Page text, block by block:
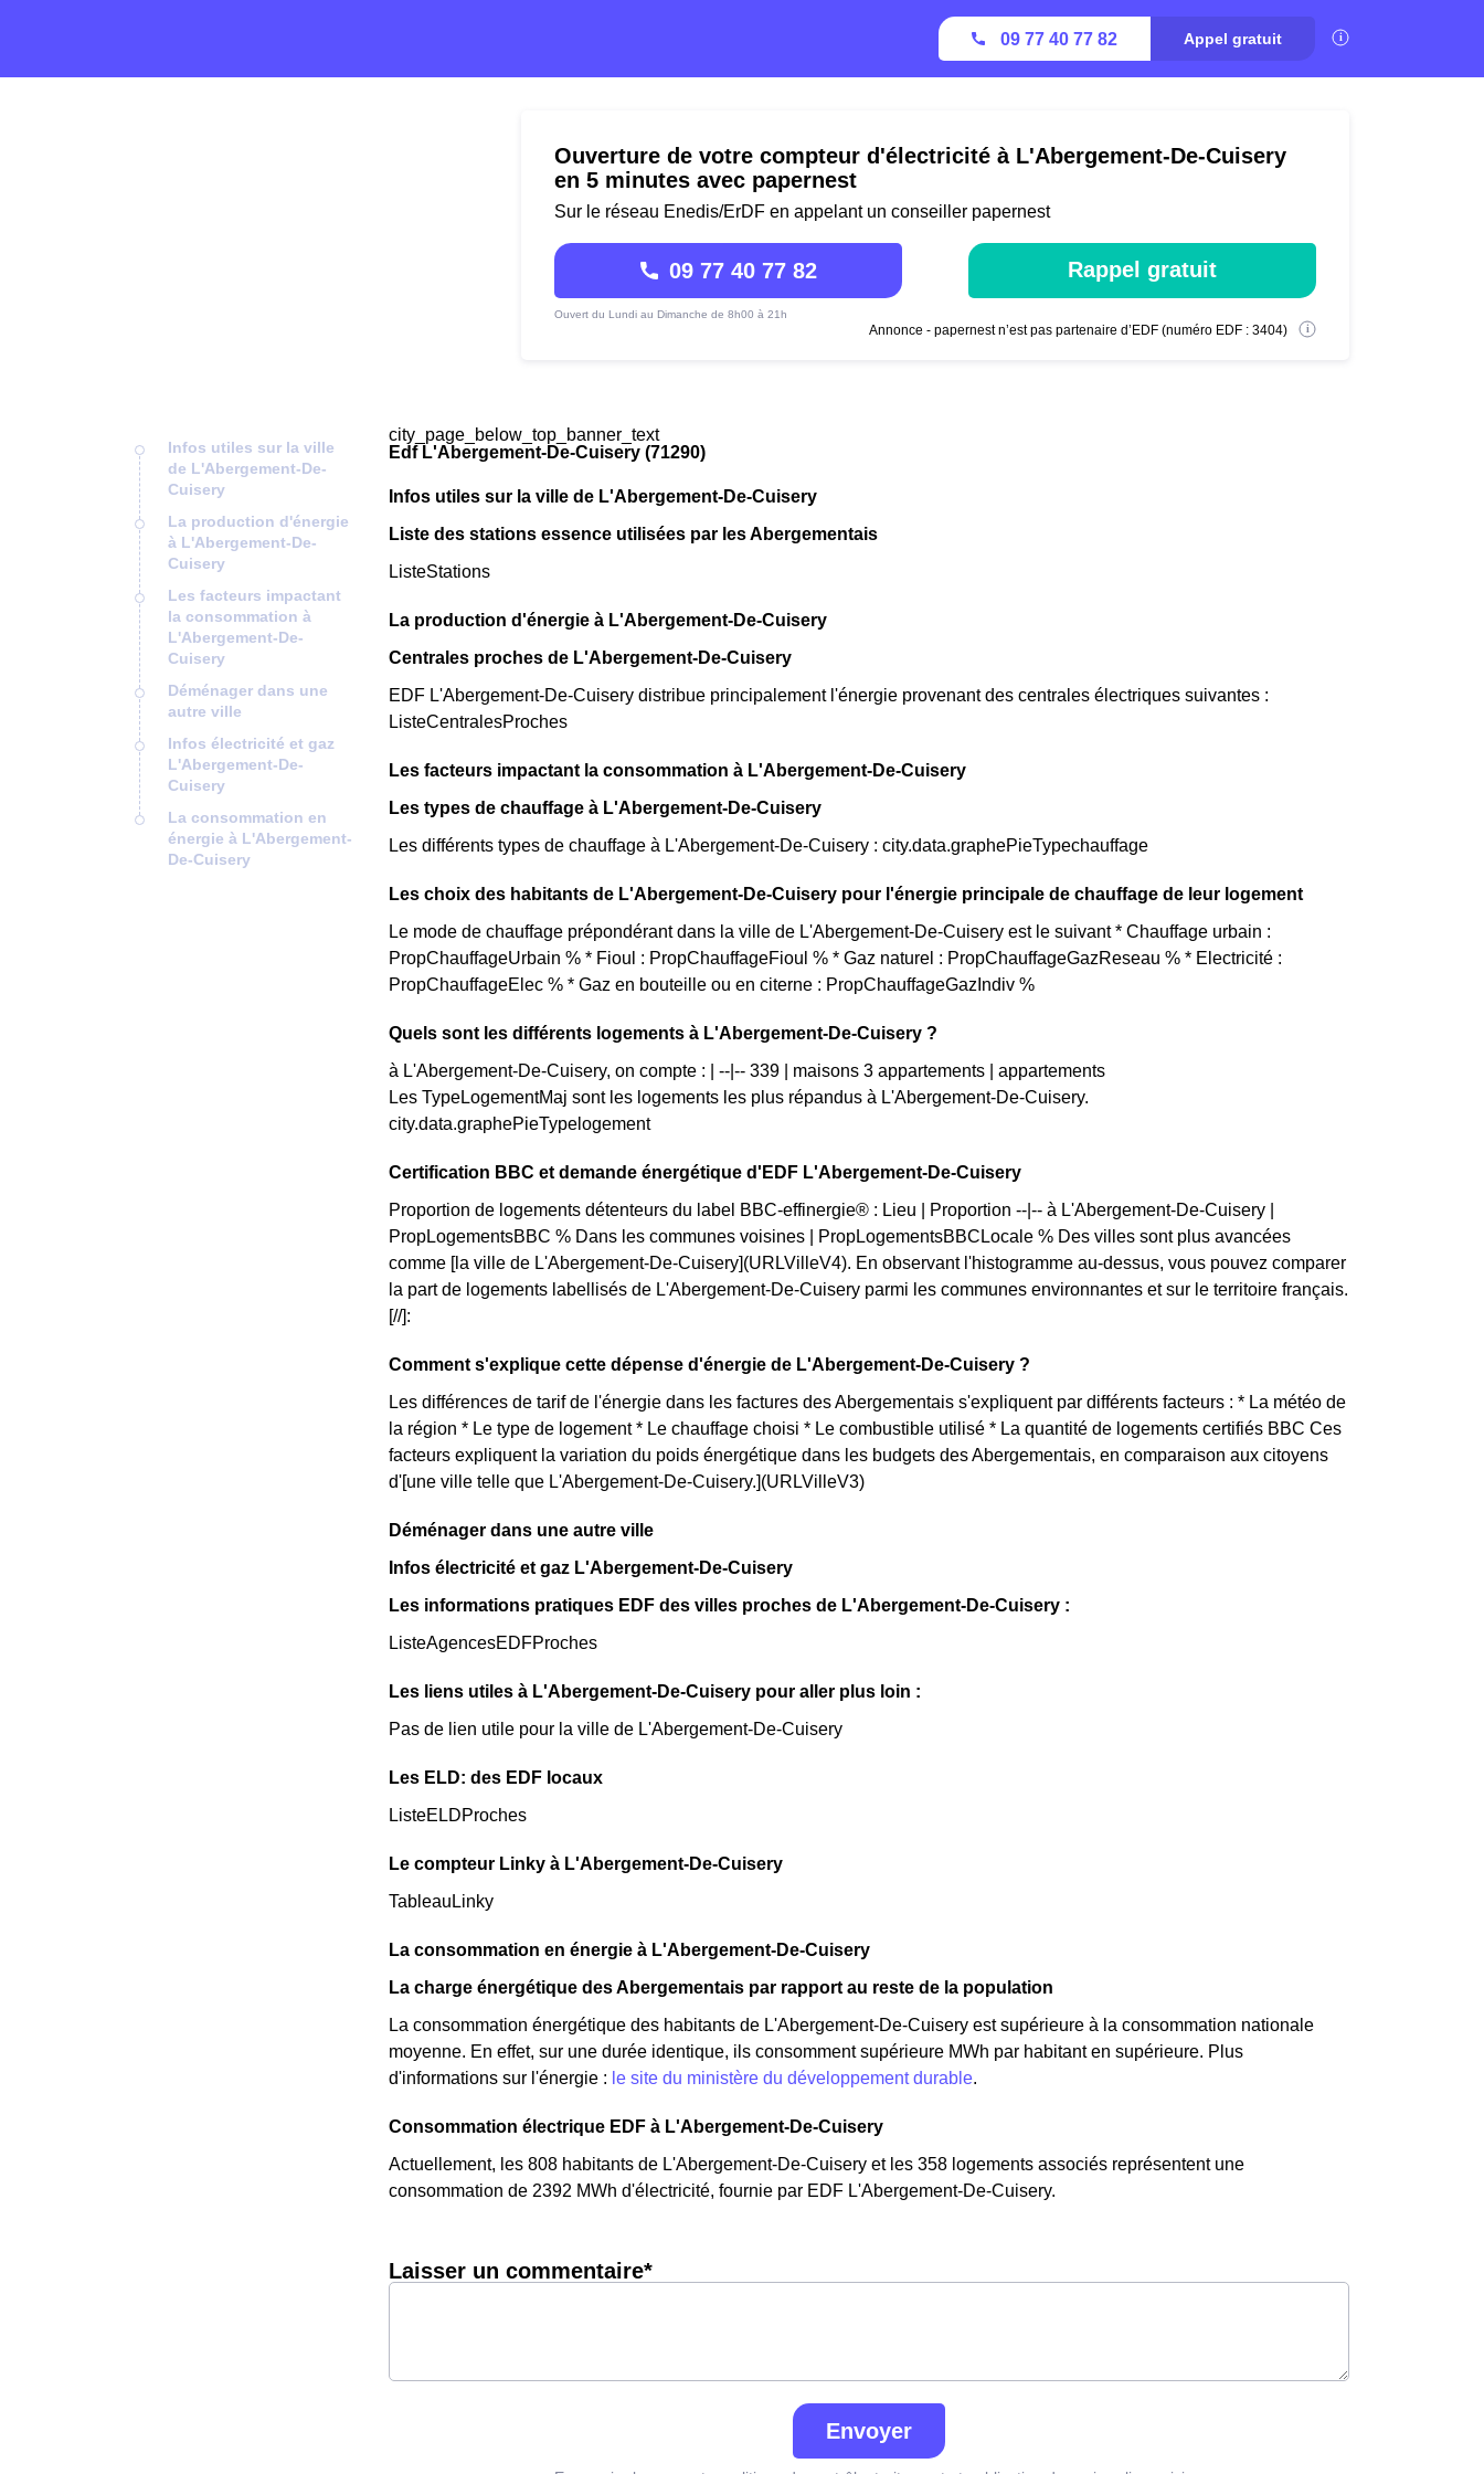
09 77 40 77 82 Appel gratuit
Ouverture de votre compteur d'électricité à L'Abergement-De-Cuisery
en 5 minutes avec papernest
Sur le réseau Enedis/ErDF en appelant un conseiller papernest
09 77 40 77 82
Ouvert du Lundi au Dimanche de 8h00 à 21h
Rappel gratuit
Annonce - papernest n’est pas partenaire d’EDF (numéro EDF : 3404)
Infos utiles sur la ville
de L'Abergement-De-
Cuisery
La production d'énergie
à L'Abergement-De-
Cuisery
Les facteurs impactant
la consommation à
L'Abergement-De-
Cuisery
Déménager dans une
autre ville
Infos électricité et gaz
L'Abergement-De-
Cuisery
La consommation en
énergie à L'Abergement-
De-Cuisery
city_page_below_top_banner_text
Edf L'Abergement-De-Cuisery (71290)
Infos utiles sur la ville de L'Abergement-De-Cuisery
Liste des stations essence utilisées par les Abergementais
ListeStations
La production d'énergie à L'Abergement-De-Cuisery
Centrales proches de L'Abergement-De-Cuisery
EDF L'Abergement-De-Cuisery distribue principalement l'énergie provenant des centrales électriques suivantes :
ListeCentralesProches
Les facteurs impactant la consommation à L'Abergement-De-Cuisery
Les types de chauffage à L'Abergement-De-Cuisery
Les différents types de chauffage à L'Abergement-De-Cuisery : city.data.graphePieTypechauffage
Les choix des habitants de L'Abergement-De-Cuisery pour l'énergie principale de chauffage de leur logement
Le mode de chauffage prépondérant dans la ville de L'Abergement-De-Cuisery est le suivant * Chauffage urbain :
PropChauffageUrbain % * Fioul : PropChauffageFioul % * Gaz naturel : PropChauffageGazReseau % * Electricité :
PropChauffageElec % * Gaz en bouteille ou en citerne : PropChauffageGazIndiv %
Quels sont les différents logements à L'Abergement-De-Cuisery ?
à L'Abergement-De-Cuisery, on compte : | --|-- 339 | maisons 3 appartements | appartements
Les TypeLogementMaj sont les logements les plus répandus à L'Abergement-De-Cuisery.
city.data.graphePieTypelogement
Certification BBC et demande énergétique d'EDF L'Abergement-De-Cuisery
Proportion de logements détenteurs du label BBC-effinergie® : Lieu | Proportion --|-- à L'Abergement-De-Cuisery |
PropLogementsBBC % Dans les communes voisines | PropLogementsBBCLocale % Des villes sont plus avancées
comme [la ville de L'Abergement-De-Cuisery](URLVilleV4). En observant l'histogramme au-dessus, vous pouvez comparer
la part de logements labellisés de L'Abergement-De-Cuisery parmi les communes environnantes et sur le territoire français.
[//]:
Comment s'explique cette dépense d'énergie de L'Abergement-De-Cuisery ?
Les différences de tarif de l'énergie dans les factures des Abergementais s'expliquent par différents facteurs : * La météo de
la région * Le type de logement * Le chauffage choisi * Le combustible utilisé * La quantité de logements certifiés BBC Ces
facteurs expliquent la variation du poids énergétique dans les budgets des Abergementais, en comparaison aux citoyens
d'[une ville telle que L'Abergement-De-Cuisery.](URLVilleV3)
Déménager dans une autre ville
Infos électricité et gaz L'Abergement-De-Cuisery
Les informations pratiques EDF des villes proches de L'Abergement-De-Cuisery :
ListeAgencesEDFProches
Les liens utiles à L'Abergement-De-Cuisery pour aller plus loin :
Pas de lien utile pour la ville de L'Abergement-De-Cuisery
Les ELD: des EDF locaux
ListeELDProches
Le compteur Linky à L'Abergement-De-Cuisery
TableauLinky
La consommation en énergie à L'Abergement-De-Cuisery
La charge énergétique des Abergementais par rapport au reste de la population
La consommation énergétique des habitants de L'Abergement-De-Cuisery est supérieure à la consommation nationale
moyenne. En effet, sur une durée identique, ils consomment supérieure MWh par habitant en supérieure. Plus
d'informations sur l'énergie : le site du ministère du développement durable.
Consommation électrique EDF à L'Abergement-De-Cuisery
Actuellement, les 808 habitants de L'Abergement-De-Cuisery et les 358 logements associés représentent une
consommation de 2392 MWh d'électricité, fournie par EDF L'Abergement-De-Cuisery.
Laisser un commentaire*
Envoyer